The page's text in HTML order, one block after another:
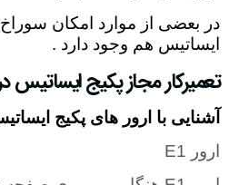
در بعضی از موارد امکان
ایساتیس هم وجود دارد .
تعمیرکار مجاز پکیج ایساتیس
آشنایی با ارور های پکیج
ارور E1